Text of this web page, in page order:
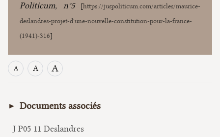
A A A
Documents associés
J P05 11 Deslandres
Politicum, n°5[https://juspoliticum.com/articles/maurice-
deslandres-projet-d'une-nouvelle-constitution-pour-la-france-
(1941)-316]